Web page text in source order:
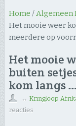
Home /Algemeen
Het mooie weer
meerdere op
Het mooie
buiten
kom langs …
↔ Kringloop
reacties